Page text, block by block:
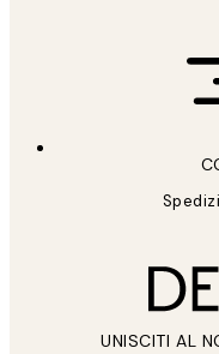
UNISCITI AL